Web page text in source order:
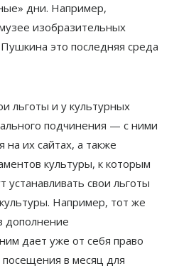
» дни. Например,
изобразительных
Пушкина это последняя среда
льготы и у культурных
подчинения — с ними
на их сайтах, а также
культуры, к которым
устанавливать свои льготы
Например, тот же
дополнение
дает уже от себя право
посещения в месяц для